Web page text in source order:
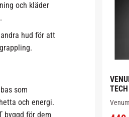
och kläder
hud för att
som
och energi.
byggd för dem